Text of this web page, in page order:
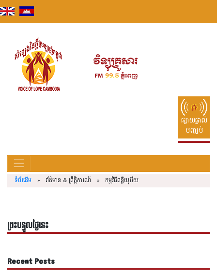
Skip
to
content
ផ្សាយផ្ទាល់
បញ្ឈប់
ទំព័រដើម » ព័ត៌មាន & ព្រឹត្តិការណ៍ » កម្មវិធីពន្លឺយុវវ័យ
ព្រះបន្ទូលថ្ងៃនេះ
Recent Posts